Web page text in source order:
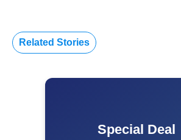
Related Stories
Special Deal